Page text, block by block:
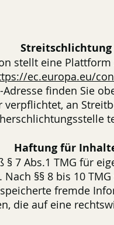
Streitschlichtung
stellt eine
ec.europa.eu/
Adresse finden Sie
an
Haftung für
7 Abs.1 TMG für
§§ 8 bis 10
fremde
die auf eine